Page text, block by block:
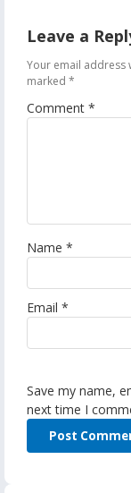
Leave a
Your email address
marked *
Comment *
Name *
Email *
Save my name,
next time I